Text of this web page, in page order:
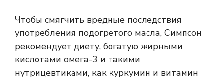
Чтобы смягчить вредные последствия
употребления подогретого масла, Симпсон
рекомендует диету, богатую жирными
кислотами омега-3 и такими
нутрицевтиками, как куркумин и витамин